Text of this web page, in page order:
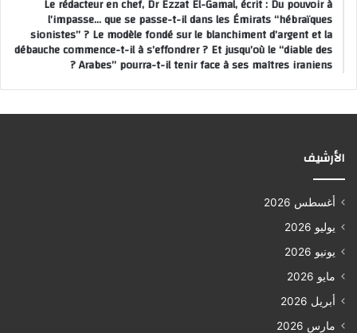
Le rédacteur en chef, Dr Ezzat El-Gamal, écrit : Du pouvoir à
l’impasse… que se passe-t-il dans les Émirats “hébraïques
sionistes” ? Le modèle fondé sur le blanchiment d’argent et la
débauche commence-t-il à s’effondrer ? Et jusqu’où le “diable des
Arabes” pourra-t-il tenir face à ses maîtres iraniens ?
الأرشيف
أغسطس 2026
يوليو 2026
يونيو 2026
مايو 2026
أبريل 2026
مارس 2026